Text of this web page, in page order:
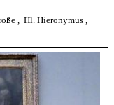
Hl. Hieronymus